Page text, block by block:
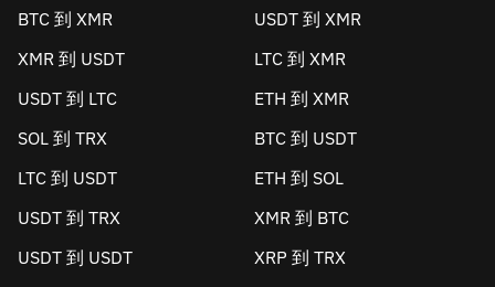
BTC 到 XMR
USDT 到 XMR
XMR 到 USDT
LTC 到 XMR
USDT 到 LTC
ETH 到 XMR
SOL 到 TRX
BTC 到 USDT
LTC 到 USDT
ETH 到 SOL
USDT 到 TRX
XMR 到 BTC
USDT 到 USDT
XRP 到 TRX